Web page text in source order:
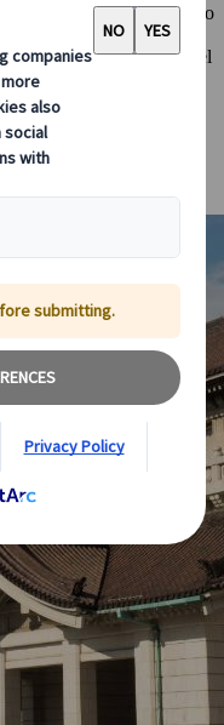
de conocimiento
ya que ofrece
saber y comprensión del
una pequeña selección
faltar en nuestra